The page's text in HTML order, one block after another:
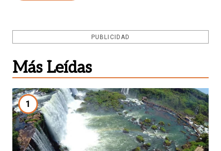
PUBLICIDAD
Más Leídas
1